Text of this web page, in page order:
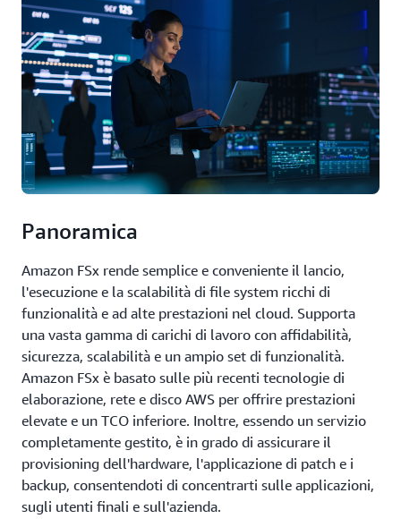
Panoramica
Amazon FSx rende semplice e conveniente il lancio,
l'esecuzione e la scalabilità di file system ricchi di
funzionalità e ad alte prestazioni nel cloud. Supporta
una vasta gamma di carichi di lavoro con affidabilità,
sicurezza, scalabilità e un ampio set di funzionalità.
Amazon FSx è basato sulle più recenti tecnologie di
elaborazione, rete e disco AWS per offrire prestazioni
elevate e un TCO inferiore. Inoltre, essendo un servizio
completamente gestito, è in grado di assicurare il
provisioning dell'hardware, l'applicazione di patch e i
backup, consentendoti di concentrarti sulle applicazioni,
sugli utenti finali e sull'azienda.